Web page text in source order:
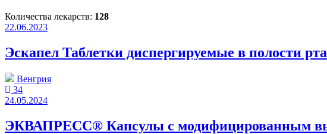
Количества лекарств: 128
22.06.2023
Эскапел Таблетки диспергируемые в полости
Венгрия
34
24.05.2024
ЭКВАПРЕСС® Капсулы с модифицированным